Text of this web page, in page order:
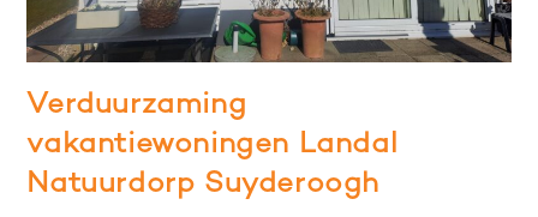
Verduurzaming
vakantiewoningen Landal
Natuurdorp Suyderoogh